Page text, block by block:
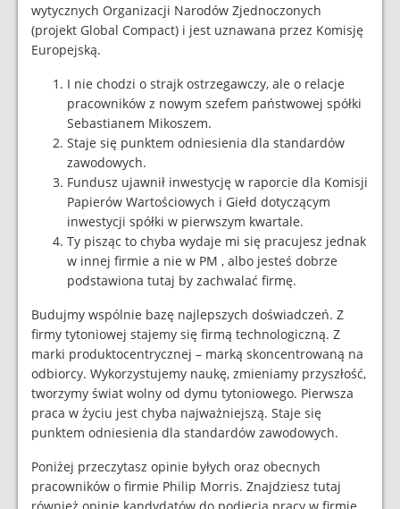
wytycznych Organizacji Narodów Zjednoczonych
(projekt Global Compact) i jest uznawana przez Komisję
Europejską.
I nie chodzi o strajk ostrzegawczy, ale o relacje
pracowników z nowym szefem państwowej spółki
Sebastianem Mikoszem.
Staje się punktem odniesienia dla standardów
zawodowych.
Fundusz ujawnił inwestycję w raporcie dla Komisji
Papierów Wartościowych i Giełd dotyczącym
inwestycji spółki w pierwszym kwartale.
Ty pisząc to chyba wydaje mi się pracujesz jednak
w innej firmie a nie w PM , albo jesteś dobrze
podstawiona tutaj by zachwalać firmę.
Budujmy wspólnie bazę najlepszych doświadczeń. Z
firmy tytoniowej stajemy się firmą technologiczną. Z
marki produktocentrycznej – marką skoncentrowaną na
odbiorcy. Wykorzystujemy naukę, zmieniamy przyszłość,
tworzymy świat wolny od dymu tytoniowego. Pierwsza
praca w życiu jest chyba najważniejszą. Staje się
punktem odniesienia dla standardów zawodowych.
Poniżej przeczytasz opinie byłych oraz obecnych
pracowników o firmie Philip Morris. Znajdziesz tutaj